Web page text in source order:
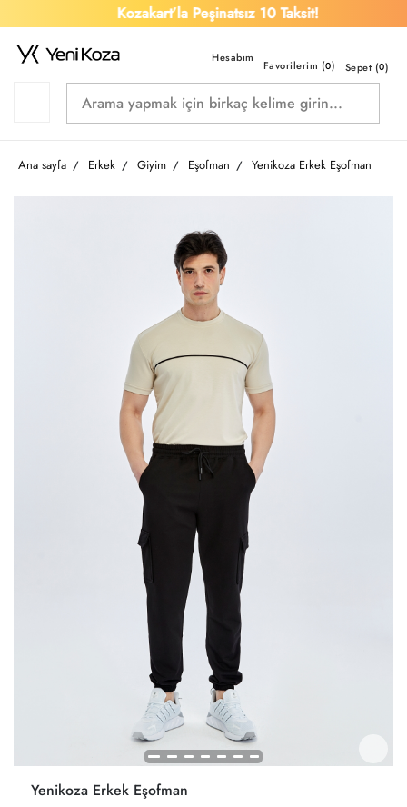
Kozakart’la Peşinatsız 10 Taksit!
Favorilerim (0) Sepet (0)
Ana sayfa Erkek Giyim Eşofman Yenikoza Erkek Eşofman
Yenikoza Erkek Eşofman